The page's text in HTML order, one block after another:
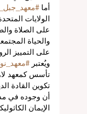
أما
الولايات
على الصلاة
والحياة
على التمييز
ويُعتبر
تكوين القادة
أن وجوده في
الإيمان